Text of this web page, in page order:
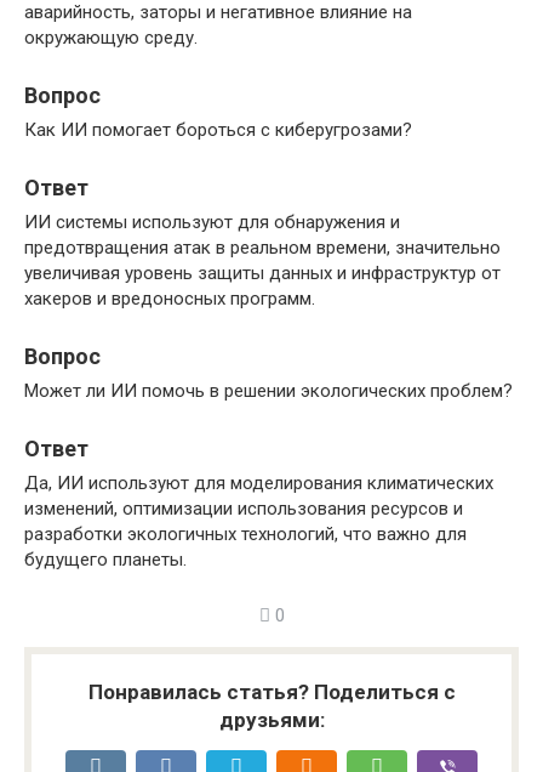
аварийность, заторы и негативное влияние на
окружающую среду.
Вопрос
Как ИИ помогает бороться с киберугрозами?
Ответ
ИИ системы используют для обнаружения и
предотвращения атак в реальном времени, значительно
увеличивая уровень защиты данных и инфраструктур от
хакеров и вредоносных программ.
Вопрос
Может ли ИИ помочь в решении экологических проблем?
Ответ
Да, ИИ используют для моделирования климатических
изменений, оптимизации использования ресурсов и
разработки экологичных технологий, что важно для
будущего планеты.
0
Понравилась статья? Поделиться с
друзьями: